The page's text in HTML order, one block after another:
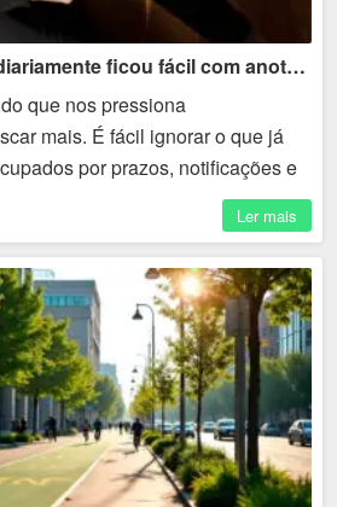
Praticar a gratidão diariamente ficou fácil com anotações simples
que nos pressiona
mais. É fácil ignorar o que já
por prazos, notificações e
pouco espaço para
Ler mais